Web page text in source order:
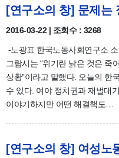
[연구소의 창] 문제는
2016-03-22 | 조회수 : 3268
-노광표 한국노동사회연구소
그람시는 “위기란 낡은 것은 죽
상황”이라고 말했다. 오늘의 한
수 있다. 여야 정치권과 재벌대
이야기하지만 어떤 해결책도…